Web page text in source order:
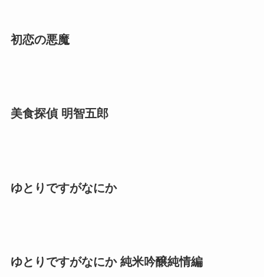
初恋の悪魔
美食探偵 明智五郎
ゆとりですがなにか
ゆとりですがなにか 純米吟醸純情編